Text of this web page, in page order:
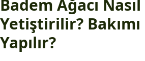
Badem Ağacı Nasıl
Yetiştirilir? Bakımı
Yapılır?